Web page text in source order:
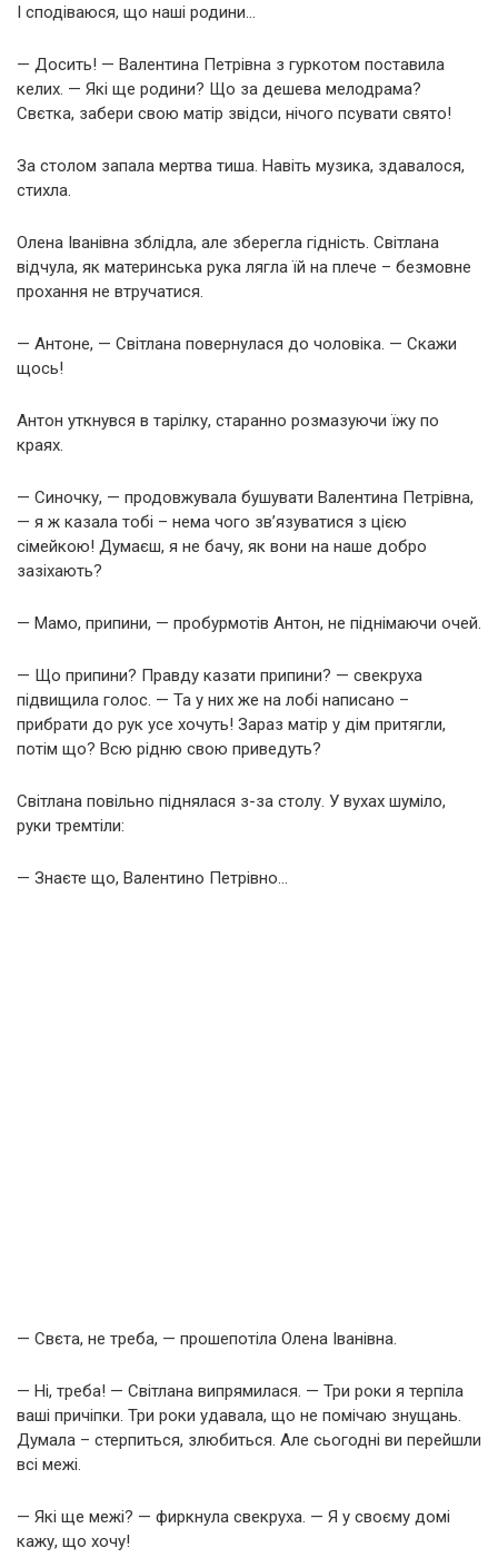
І сподіваюся, що наші родини…
— Досить! — Валентина Петрівна з гуркотом поставила
келих. — Які ще родини? Що за дешева мелодрама?
Свєтка, забери свою матір звідси, нічого псувати свято!
За столом запала мертва тиша. Навіть музика, здавалося,
стихла.
Олена Іванівна зблідла, але зберегла гідність. Світлана
відчула, як материнська рука лягла їй на плече – безмовне
прохання не втручатися.
— Антоне, — Світлана повернулася до чоловіка. — Скажи
щось!
Антон уткнувся в тарілку, старанно розмазуючи їжу по
краях.
— Синочку, — продовжувала бушувати Валентина Петрівна,
— я ж казала тобі – нема чого зв’язуватися з цією
сімейкою! Думаєш, я не бачу, як вони на наше добро
зазіхають?
— Мамо, припини, — пробурмотів Антон, не піднімаючи очей.
— Що припини? Правду казати припини? — свекруха
підвищила голос. — Та у них же на лобі написано –
прибрати до рук усе хочуть! Зараз матір у дім притягли,
потім що? Всю рідню свою приведуть?
Світлана повільно піднялася з-за столу. У вухах шуміло,
руки тремтіли:
— Знаєте що, Валентино Петрівно…
— Свєта, не треба, — прошепотіла Олена Іванівна.
— Ні, треба! — Світлана випрямилася. — Три роки я терпіла
ваші причіпки. Три роки удавала, що не помічаю знущань.
Думала – стерпиться, злюбиться. Але сьогодні ви перейшли
всі межі.
— Які ще межі? — фиркнула свекруха. — Я у своєму домі
кажу, що хочу!